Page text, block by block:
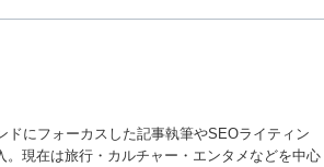
にフォーカスした記事執筆やSEOライティン
現在は旅行・カルチャー・エンタメなどを中心